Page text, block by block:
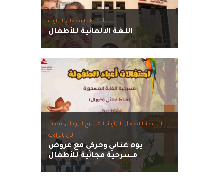
أنشطة الاطفال بالزاوية
اللغة الألمانية للأطفال
أنشطة الاطفال بالزاوية, المسرح الروماني, يحدث
الآن بالزاوية
يوم غنائي وحركي مع عروض
مسرحية مجانية للأطفال